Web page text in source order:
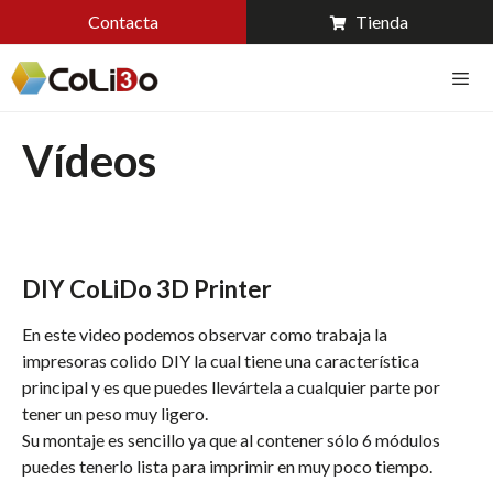
Contacta Tienda
Vídeos
DIY CoLiDo 3D Printer
En este video podemos observar como trabaja la
impresoras colido DIY la cual tiene una característica
principal y es que puedes llevártela a cualquier parte por
tener un peso muy ligero.
Su montaje es sencillo ya que al contener sólo 6 módulos
puedes tenerlo lista para imprimir en muy poco tiempo.